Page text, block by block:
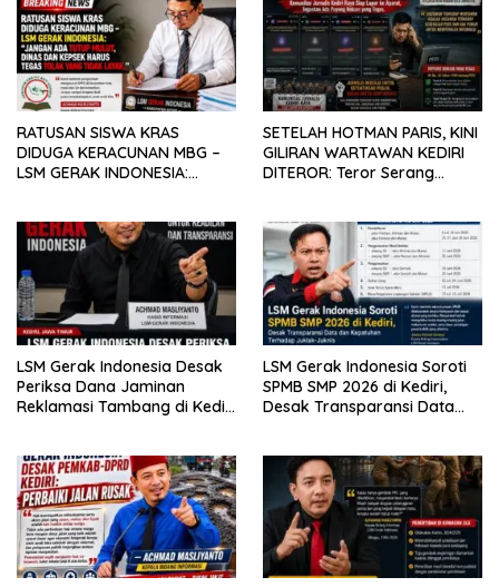
RATUSAN SISWA KRAS
DIDUGA KERACUNAN MBG –
LSM GERAK INDONESIA:
TEGAS TOLAK YANG TIDAK
LAYAK
SETELAH HOTMAN PARIS, KINI
GILIRAN WARTAWAN KEDIRI
DITEROR: Teror Serang
Klarifikasi
LSM Gerak Indonesia Desak
Periksa Dana Jaminan
Reklamasi Tambang di Kediri
LSM Gerak Indonesia Soroti
SPMB SMP 2026 di Kediri,
Desak Transparansi Data